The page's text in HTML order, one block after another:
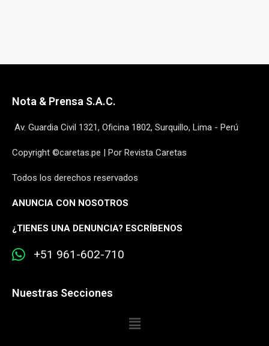
Nota & Prensa S.A.C.
Av. Guardia Civil 1321, Oficina 1802, Surquillo, Lima - Perú
Copyright ©caretas.pe | Por Revista Caretas
Todos los derechos reservados
ANUNCIA CON NOSOTROS
¿TIENES UNA DENUNCIA? ESCRÍBENOS
+51 961-602-710
Nuestras Secciones